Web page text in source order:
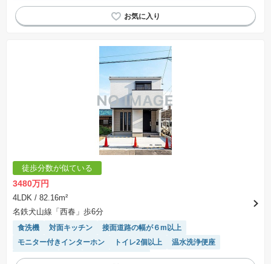
バリアフリー
陽当り良好 温水洗浄便座
窓付き浴室
浴室乾燥機
システムキッチン
徒歩分数が似ている
3480万円
4LDK / 82.16m²
名鉄犬山線「西春」歩6分
食洗機 対面キッチン
接面道路の幅が６m以上
モニター付きインターホン
トイレ2個以上
温水洗浄便座
浴室乾燥機
WIC システムキッチン